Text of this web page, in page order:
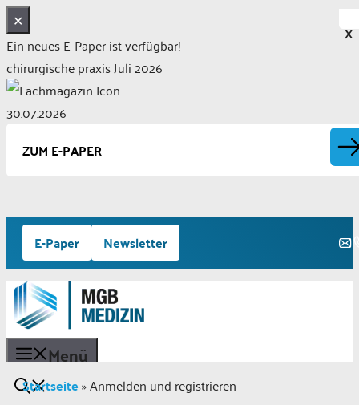
✕
Ein neues E-Paper ist verfügbar!
chirurgische praxis Juli 2026
30.07.2026
ZUM E-PAPER
Zum
Inhalt
springen
E-Paper Newsletter
Menü
Startseite»Anmelden und registrieren
X